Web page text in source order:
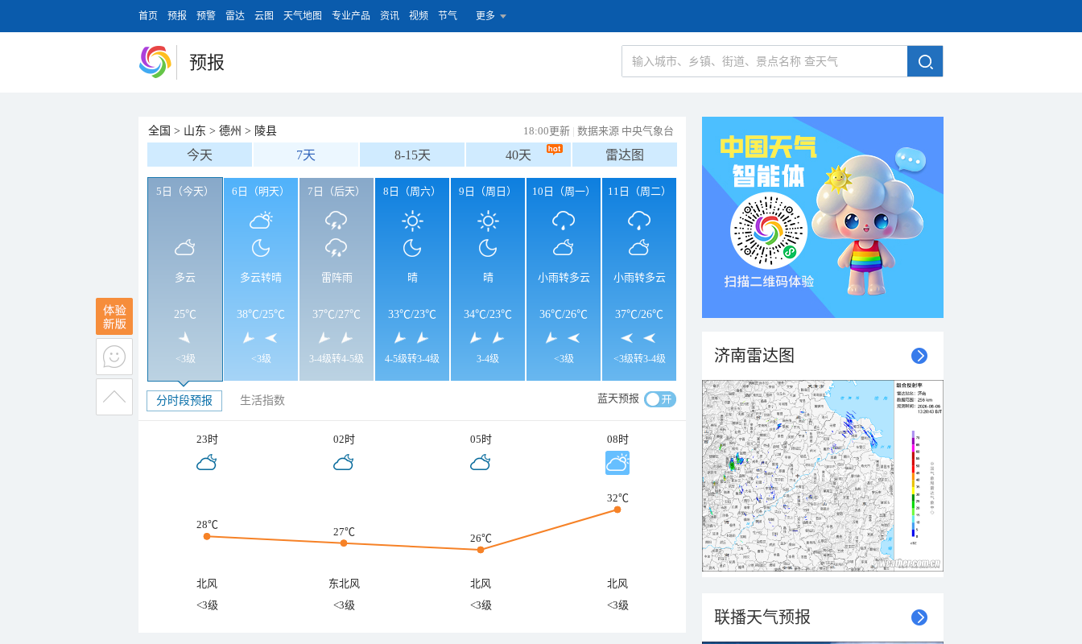
首页 预报 预警 雷达 云图 天气地图 专业产品 资讯 视频 节气 更多
预报
全国 > 山东 > 德州 > 陵县 18:00更新 | 数据来源 中央气象台
今天 7天 8-15天 40天 雷达图
5日（今天）
多云
25℃
<3级
6日（明天）
多云转晴
38℃/25℃
<3级
7日（后天）
雷阵雨
37℃/27℃
3-4级转4-5级
8日（周六）
晴
33℃/23℃
4-5级转3-4级
9日（周日）
晴
34℃/23℃
3-4级
10日（周一）
小雨转多云
36℃/26℃
<3级
11日（周二）
小雨转多云
37℃/26℃
<3级转3-4级
分时段预报 生活指数 蓝天预报
23时 02时 05时 08时
28℃
27℃
26℃
32℃
北风 东北风 北风
北风
<3级
<3级 <3级 <3级
济南雷达图
联播天气预报